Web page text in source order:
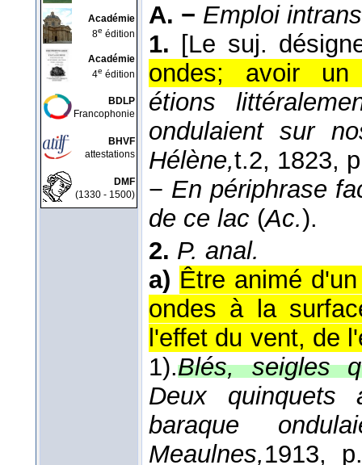
Académie
8e édition
Académie
4e édition
BDLP
Francophonie
BHVF
attestations
DMF
(1330 - 1500)
A. − Emploi
1. [Le suj.
ondes; avoir un
étions
ondulaient sur
Hélène,t.2, 1823,
− En périphrase
de ce lac (Ac.).
2. P. anal.
a) Être animé
ondes à la
l'effet du vent, de
1).Blés, seigles
Deux
baraque
Meaulnes,1913,